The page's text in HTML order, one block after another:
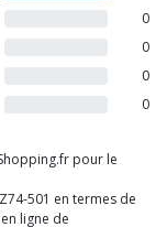
0
0
0
0
pour le
501 en termes de
ligne de